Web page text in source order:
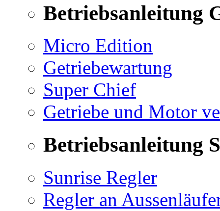
Betriebsanleitung
Micro Edition
Getriebewartung
Super Chief
Getriebe und Motor
Betriebsanleitung
Sunrise Regler
Regler an